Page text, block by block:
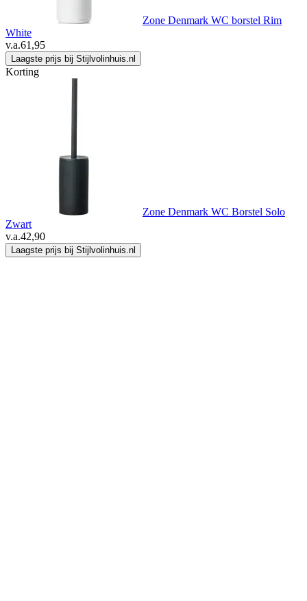
Zone Denmark WC borstel Rim
White
v.a.61,95
Laagste prijs bij Stijlvolinhuis.nl
Korting
Zone Denmark WC Borstel Solo
Zwart
v.a.42,90
Laagste prijs bij Stijlvolinhuis.nl